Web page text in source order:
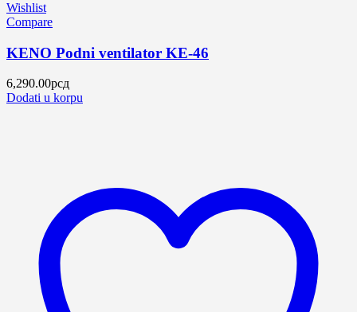
Wishlist
Compare
KENO Podni ventilator KE-46
6,290.00рсд
Dodati u korpu